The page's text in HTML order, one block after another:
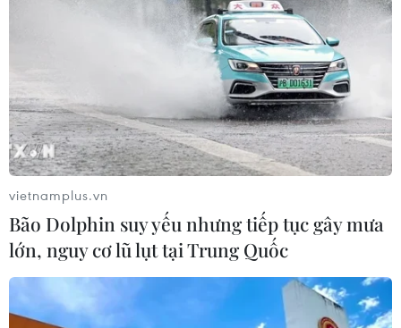
Ham United ngay trên sân nhà Old Trafford.
vietnamplus.vn
Bão Dolphin suy yếu nhưng tiếp tục gây mưa
lớn, nguy cơ lũ lụt tại Trung Quốc